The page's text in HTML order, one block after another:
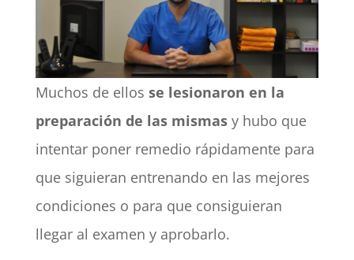
Muchos de ellos se lesionaron en la
preparación de las mismasy hubo que
intentar poner remedio rápidamente para
que siguieran entrenando en las mejores
condiciones o para que consiguieran
llegar al examen y aprobarlo.